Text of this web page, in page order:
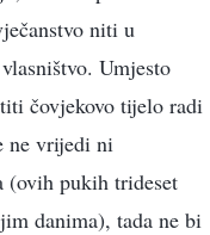
niti u
Umjesto
čovjekovo tijelo radi
ne vrijedi ni
(ovih pukih trideset
danima), tada ne bi